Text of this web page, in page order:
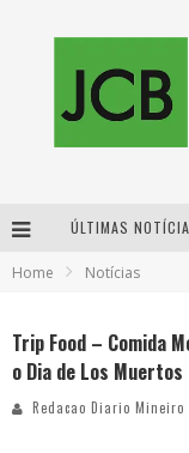
ÚLTIMAS
Home Notícias
Trip Food – Comida
o Dia de Los Muertos
Redacao Diario Mineiro